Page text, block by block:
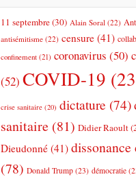
11 septembre(30) Alain Soral (22)
antisémitisme (22) censure (41)
confinement (21) coronavirus (50)
(52) COVID-19
crise sanitaire (20) dictature (74)
sanitaire (81) Didier Raoult
Dieudonné (41)
(78) Donald Trump (23) démocratie